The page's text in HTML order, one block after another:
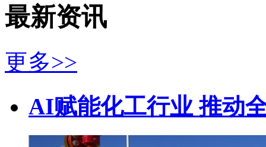
最新资讯
更多>>
AI赋能化工行业 推动